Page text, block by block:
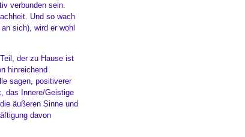
verbunden sein.
Und so wach
sich), wird er wohl
der zu Hause ist
hinreichend
sagen, positiverer
das Innere/Geistige
äußeren Sinne und
davon